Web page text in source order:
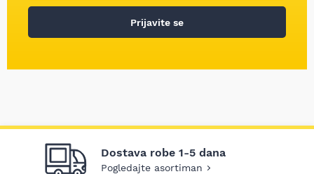
Prijavite se
Dostava robe 1-5 dana
Pogledajte asortiman